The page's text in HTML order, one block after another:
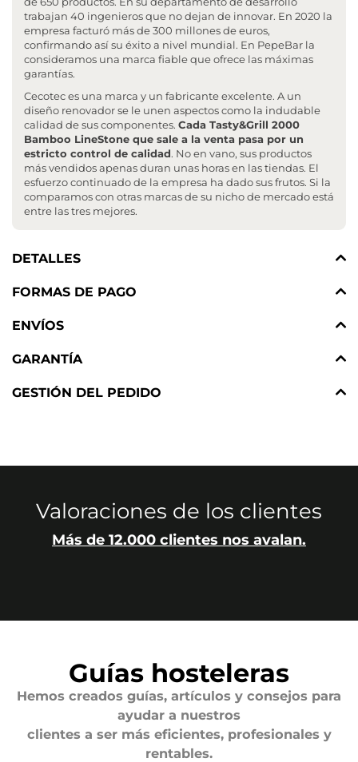
trabajan 40 ingenieros que no dejan de innovar. En 2020 la
empresa facturó más de 300 millones de euros,
confirmando así su éxito a nivel mundial. En PepeBar la
consideramos una marca fiable que ofrece las máximas
garantías.
Cecotec es una marca y un fabricante excelente. A un
diseño renovador se le unen aspectos como la indudable
calidad de sus componentes. Cada Tasty&Grill 2000
Bamboo LineStone que sale a la venta pasa por un
estricto control de calidad. No en vano, sus productos
más vendidos apenas duran unas horas en las tiendas. El
esfuerzo continuado de la empresa ha dado sus frutos. Si la
comparamos con otras marcas de su nicho de mercado está
entre las tres mejores.
DETALLES
FORMAS DE PAGO
ENVÍOS
GARANTÍA
GESTIÓN DEL PEDIDO
Valoraciones de los clientes
Más de 12.000 clientes nos avalan.
Guías hosteleras
Hemos creados guías, artículos y consejos para
ayudar a nuestros
clientes a ser más eficientes, profesionales y
rentables.